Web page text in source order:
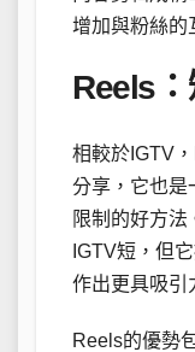
增加與粉絲的
Reels
相較於IGTV
分享，它也是
限制的好方
IGTV短，但
作出更具吸引
Reels的優勢